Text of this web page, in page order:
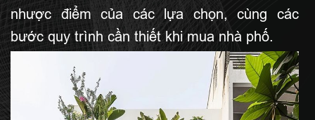
nhược điểm của các lựa chọn, cùng các
bước quy trình cần thiết khi mua nhà phố.